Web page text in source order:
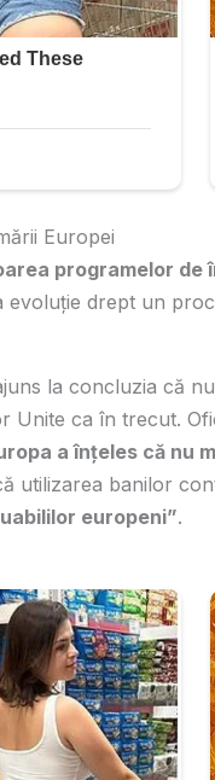
Europei
programelor de
evoluție drept un
la concluzia că
Unite ca în trecut.
a înțeles că nu
utilizarea banilor
europeni”.